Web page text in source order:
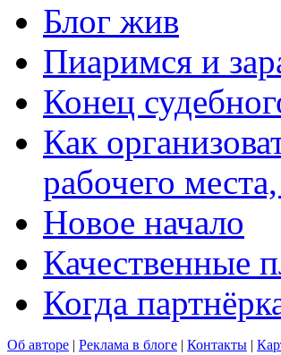
Блог жив
Пиаримся и
Конец
Как
рабочего
Новое начало
Качественные
Когда
Об авторе | Реклама в блоге | Контакты |